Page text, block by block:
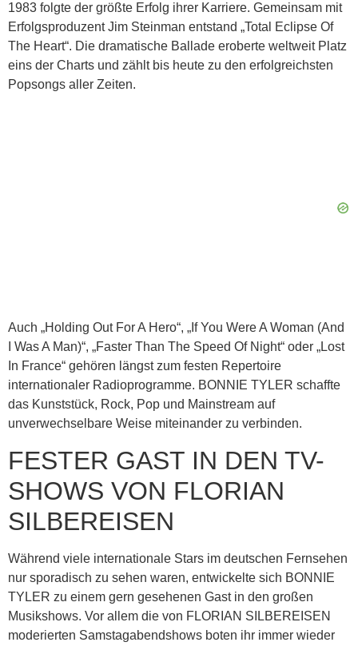
1983 folgte der größte Erfolg ihrer Karriere. Gemeinsam mit
Erfolgsproduzent Jim Steinman entstand „Total Eclipse Of
The Heart“. Die dramatische Ballade eroberte weltweit Platz
eins der Charts und zählt bis heute zu den erfolgreichsten
Popsongs aller Zeiten.
Auch „Holding Out For A Hero“, „If You Were A Woman (And
I Was A Man)“, „Faster Than The Speed Of Night“ oder „Lost
In France“ gehören längst zum festen Repertoire
internationaler Radioprogramme. BONNIE TYLER schaffte
das Kunststück, Rock, Pop und Mainstream auf
unverwechselbare Weise miteinander zu verbinden.
FESTER GAST IN DEN TV-
SHOWS VON FLORIAN
SILBEREISEN
Während viele internationale Stars im deutschen Fernsehen
nur sporadisch zu sehen waren, entwickelte sich BONNIE
TYLER zu einem gern gesehenen Gast in den großen
Musikshows. Vor allem die von FLORIAN SILBEREISEN
moderierten Samstagabendshows boten ihr immer wieder